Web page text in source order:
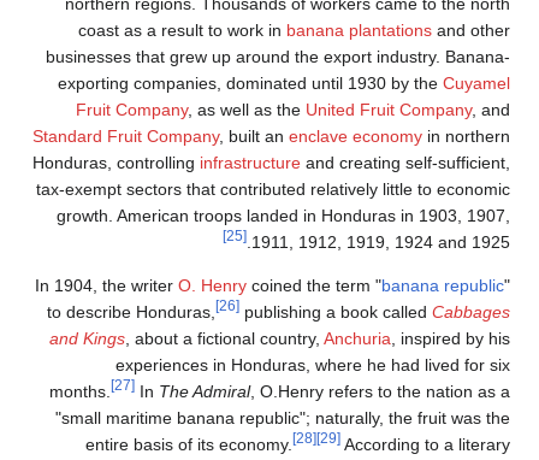
coast as a result to work inbanana plantations
businesses that grew up around the export industry.
exporting companies, dominated until 1930 by the
Fruit Company, as well as theUnited Fruit
Standard Fruit Company, built anenclave economyin
Honduras, controllinginfrastructureand creating self-
tax-exempt sectors that contributed relatively little to
growth. American troops landed in Honduras in
1911, 1912, 1919, 1924
[25]
In 1904, the writerO. Henrycoined the term "banana
to describe Honduras,
publishing a book called
and Kings, about a fictional country, Anchuria,
experiences in Honduras, where he had
months.
[27]InThe Admiral , O.Henry refers to the
"small maritime banana republic"; naturally, the fruit
entire basis of its economy.
[28]
According to a